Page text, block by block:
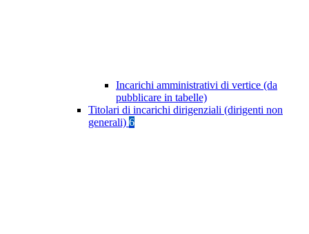
Incarichi amministrativi di vertice (da
pubblicare in tabelle)
Titolari di incarichi dirigenziali (dirigenti non
generali) 6